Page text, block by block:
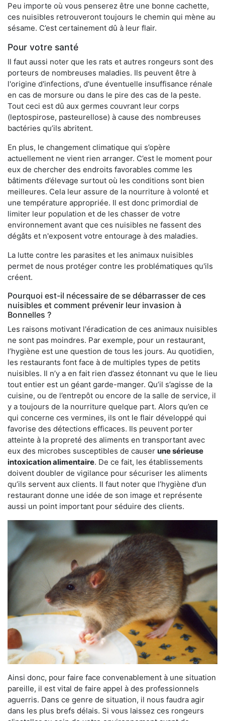
Peu importe où vous penserez être une bonne cachette,
ces nuisibles retrouveront toujours le chemin qui mène au
sésame. C’est certainement dû à leur flair.
Pour votre santé
Il faut aussi noter que les rats et autres rongeurs sont des
porteurs de nombreuses maladies. Ils peuvent être à
l'origine d'infections, d'une éventuelle insuffisance rénale
en cas de morsure ou dans le pire des cas de la peste.
Tout ceci est dû aux germes couvrant leur corps
(leptospirose, pasteurellose) à cause des nombreuses
bactéries qu’ils abritent.
En plus, le changement climatique qui s’opère
actuellement ne vient rien arranger. C’est le moment pour
eux de chercher des endroits favorables comme les
bâtiments d’élevage surtout où les conditions sont bien
meilleures. Cela leur assure de la nourriture à volonté et
une température appropriée. Il est donc primordial de
limiter leur population et de les chasser de votre
environnement avant que ces nuisibles ne fassent des
dégâts et n'exposent votre entourage à des maladies.
La lutte contre les parasites et les animaux nuisibles
permet de nous protéger contre les problématiques qu'ils
créent.
Pourquoi est-il nécessaire de se débarrasser de ces
nuisibles et comment prévenir leur invasion à
Bonnelles ?
Les raisons motivant l'éradication de ces animaux nuisibles
ne sont pas moindres. Par exemple, pour un restaurant,
l’hygiène est une question de tous les jours. Au quotidien,
les restaurants font face à de multiples types de petits
nuisibles. Il n’y a en fait rien d’assez étonnant vu que le lieu
tout entier est un géant garde-manger. Qu’il s’agisse de la
cuisine, ou de l’entrepôt ou encore de la salle de service, il
y a toujours de la nourriture quelque part. Alors qu’en ce
qui concerne ces vermines, ils ont le flair développé qui
favorise des détections efficaces. Ils peuvent porter
atteinte à la propreté des aliments en transportant avec
eux des microbes susceptibles de causer une sérieuse
intoxication alimentaire. De ce fait, les établissements
doivent doubler de vigilance pour sécuriser les aliments
qu’ils servent aux clients. Il faut noter que l’hygiène d’un
restaurant donne une idée de son image et représente
aussi un point important pour séduire des clients.
Ainsi donc, pour faire face convenablement à une situation
pareille, il est vital de faire appel à des professionnels
aguerris. Dans ce genre de situation, il nous faudra agir
dans les plus brefs délais. Si vous laissez ces rongeurs